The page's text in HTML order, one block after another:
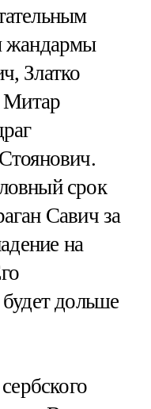
жандармы
Златко
Митар
срок
Савич за
на
дольше